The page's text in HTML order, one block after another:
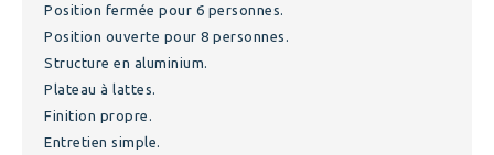
Position fermée pour 6 personnes.
Position ouverte pour 8 personnes.
Structure en aluminium.
Plateau à lattes.
Finition propre.
Entretien simple.